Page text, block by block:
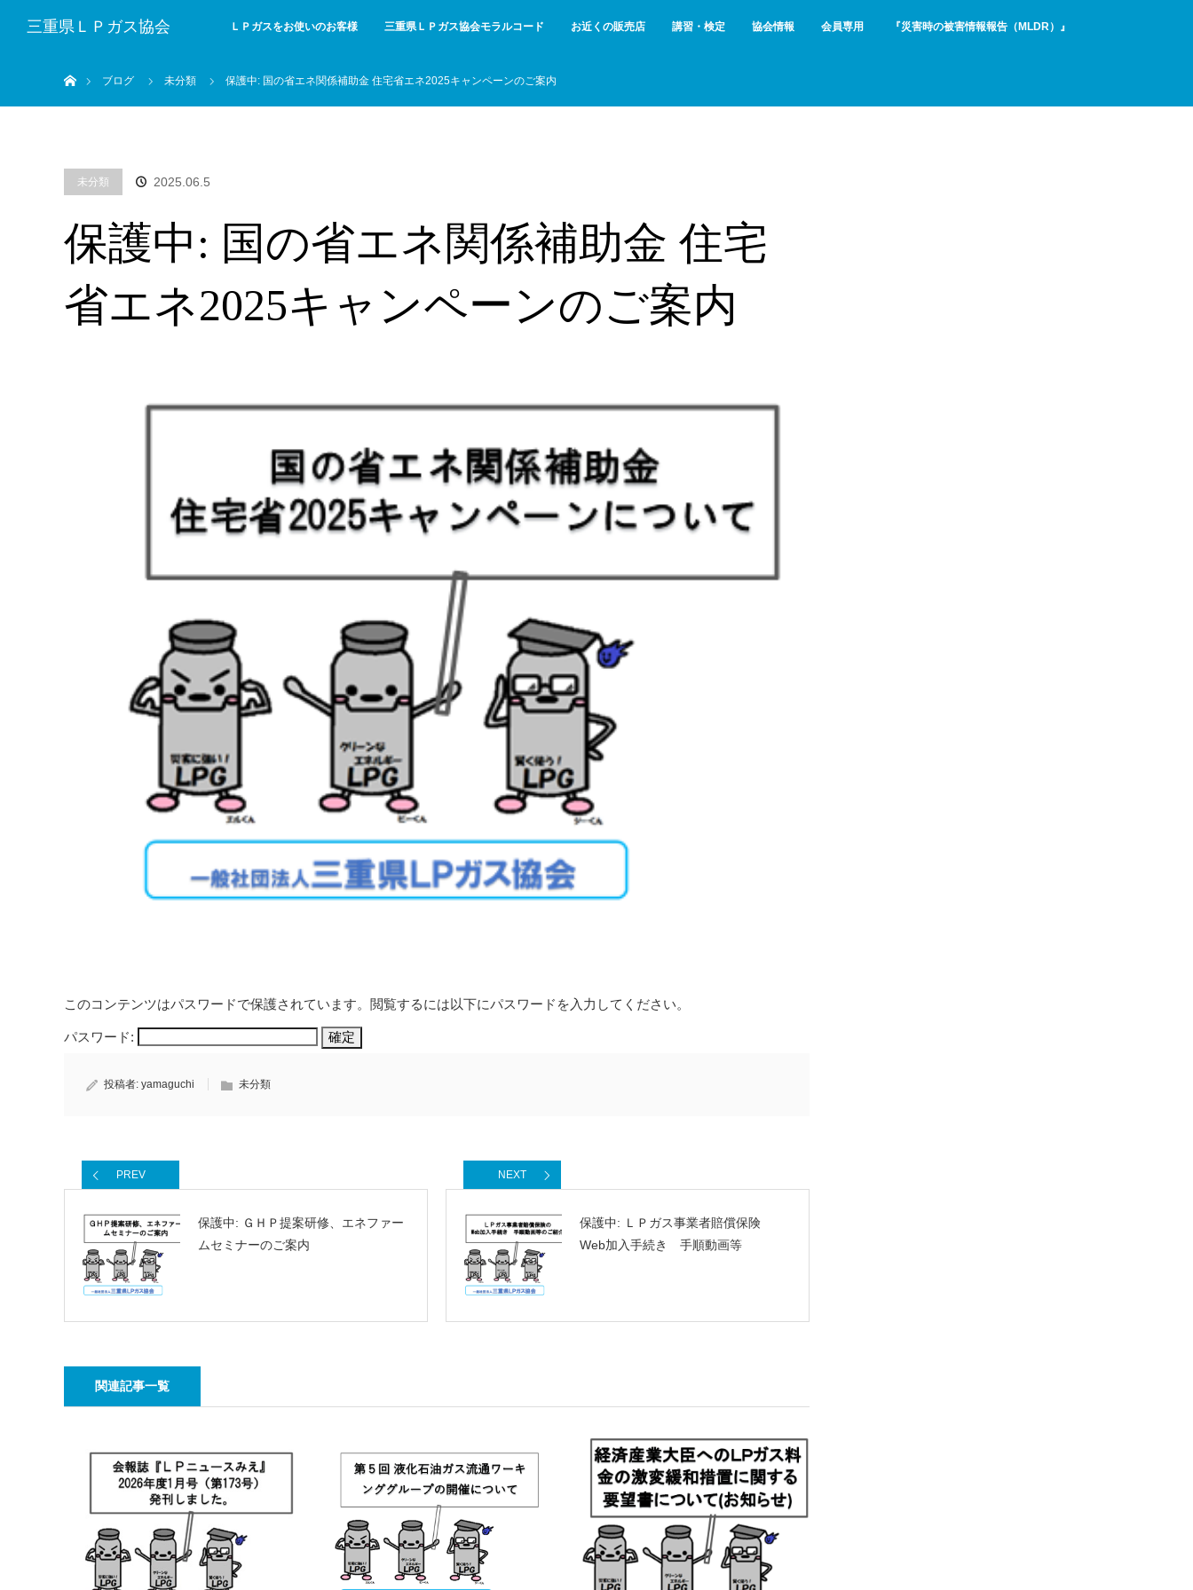
三重県ＬＰガス協会 ＬＰガスをお使いのお客様 三重県ＬＰガス協会モラルコード お近くの販売店 講習・検定 協会情報 会員専用 『災害時の被害情報報告（MLDR）』
ブログ
未分類 保護中: 国の省エネ関係補助金 住宅省エネ2025キャンペーンのご案内
未分類 2025.06.5
保護中: 国の省エネ関係補助金 住宅
省エネ2025キャンペーンのご案内
このコンテンツはパスワードで保護されています。閲覧するには以下にパスワードを入力してください。
パスワード:
投稿者: yamaguchi 未分類
PREV
保護中: ＧＨＰ提案研修、エネファー
ムセミナーのご案内
NEXT
保護中: ＬＰガス事業者賠償保険
Web加入手続き 手順動画等
関連記事一覧